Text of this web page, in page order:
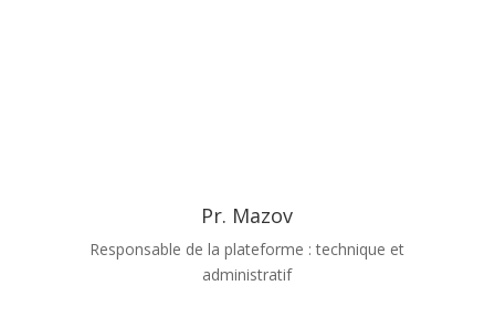
Pr. Mazov
Responsable de la plateforme : technique et
administratif